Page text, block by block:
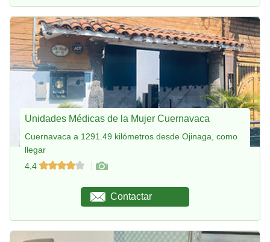
Unidades Médicas de la Mujer Cuernavaca
Cuernavaca a 1291.49 kilómetros desde Ojinaga, como
llegar
4,4
Contactar